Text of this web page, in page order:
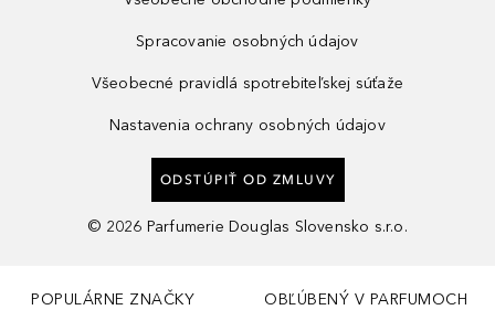
Spracovanie osobných údajov
Všeobecné pravidlá spotrebiteľskej súťaže
Nastavenia ochrany osobných údajov
ODSTÚPIŤ OD ZMLUVY
© 2026 Parfumerie Douglas Slovensko s.r.o.
POPULÁRNE ZNAČKY OBĽÚBENÝ V PARFUMOCH